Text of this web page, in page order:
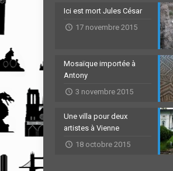
Ici est mort Jules César
17 novembre 2015
Mosaïque importée à
Antony
3 novembre 2015
Une villa pour deux
artistes à Vienne
18 octobre 2015